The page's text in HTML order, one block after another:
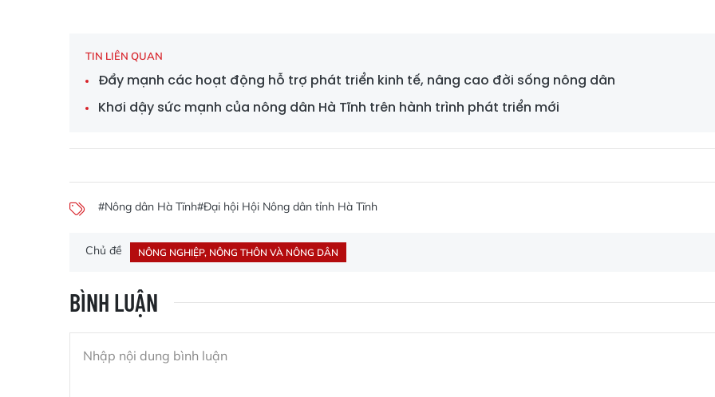
TIN LIÊN QUAN
Đẩy mạnh các hoạt động hỗ trợ phát triển kinh tế, nâng cao đời sống nông dân
Khơi dậy sức mạnh của nông dân Hà Tĩnh trên hành trình phát triển mới
#Nông dân Hà Tĩnh#Đại hội Hội Nông dân tỉnh Hà Tĩnh
Chủ đề NÔNG NGHIỆP, NÔNG THÔN VÀ NÔNG DÂN
BÌNH LUẬN